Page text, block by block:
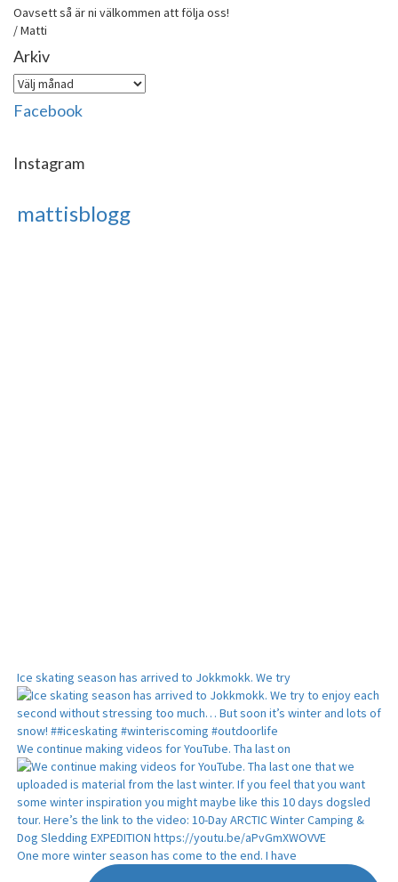
Oavsett så är ni välkommen att följa oss!
/ Matti
Arkiv
Arkiv
Facebook
Instagram
mattisblogg
Ice skating season has arrived to Jokkmokk. We try
We continue making videos for YouTube. Tha last on
One more winter season has come to the end. I have